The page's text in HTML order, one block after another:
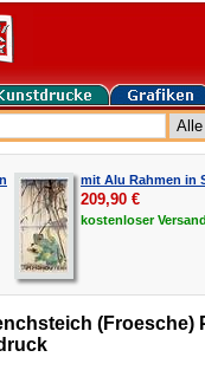
mit Alu Rahmen in
209,90 €
kostenloser
(Froesche)